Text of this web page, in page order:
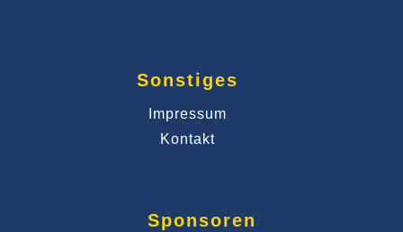
Sonstiges
Impressum
Kontakt
Sponsoren